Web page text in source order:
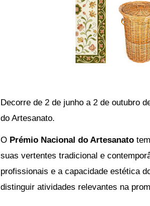
Decorre de 2 de junho a 2 de outubro
do Artesanato.
O Prémio Nacional do Artesanato
suas vertentes tradicional e
profissionais e a capacidade estética
distinguir atividades relevantes na